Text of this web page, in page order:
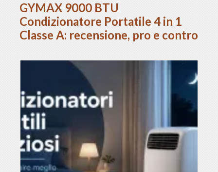
GYMAX 9000 BTU
Condizionatore Portatile 4 in 1
Classe A: recensione, pro e contro